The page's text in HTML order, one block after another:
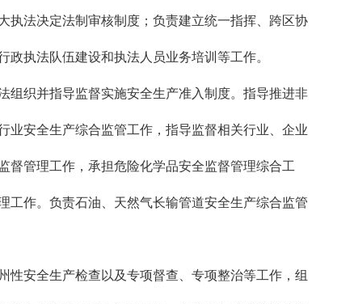
执法决定法制审核制度；负责建立统一指挥、跨区协
执法队伍建设和执法人员业务培训等工作。
织并指导监督实施安全生产准入制度。指导推进非
业安全生产综合监管工作，指导监督相关行业、企业
督管理工作，承担危险化学品安全监督管理综合工
工作。负责石油、天然气长输管道安全生产综合监管
安全生产检查以及专项督查、专项整治等工作，组